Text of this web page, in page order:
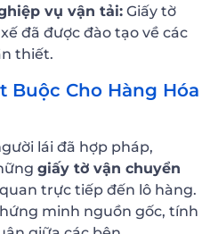
vụ vận tải: Giấy tờ
đã được đào tạo về các
thiết.
Buộc Cho Hàng Hóa
lái đã hợp pháp,
giấy tờ vận chuyển
trực tiếp đến lô hàng.
minh nguồn gốc, tính